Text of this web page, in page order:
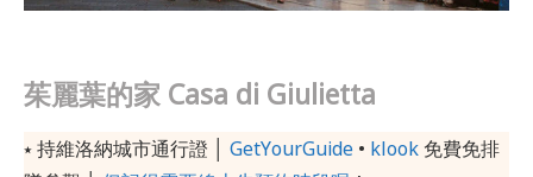
茱麗葉的家 Casa di Giulietta
⭑ 持維洛納城市通行證 │ GetYourGuide • klook 免費免排